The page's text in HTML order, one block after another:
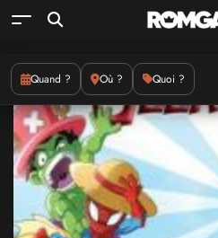
Quand ? Où ? Quoi ?